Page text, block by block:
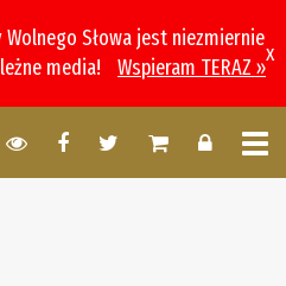
Słowa jest niezmiernie
media!
Wspieram TERAZ »
x